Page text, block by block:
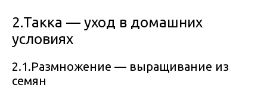
2.Такка — уход в домашних
условиях
2.1.Размножение — выращивание из
семян